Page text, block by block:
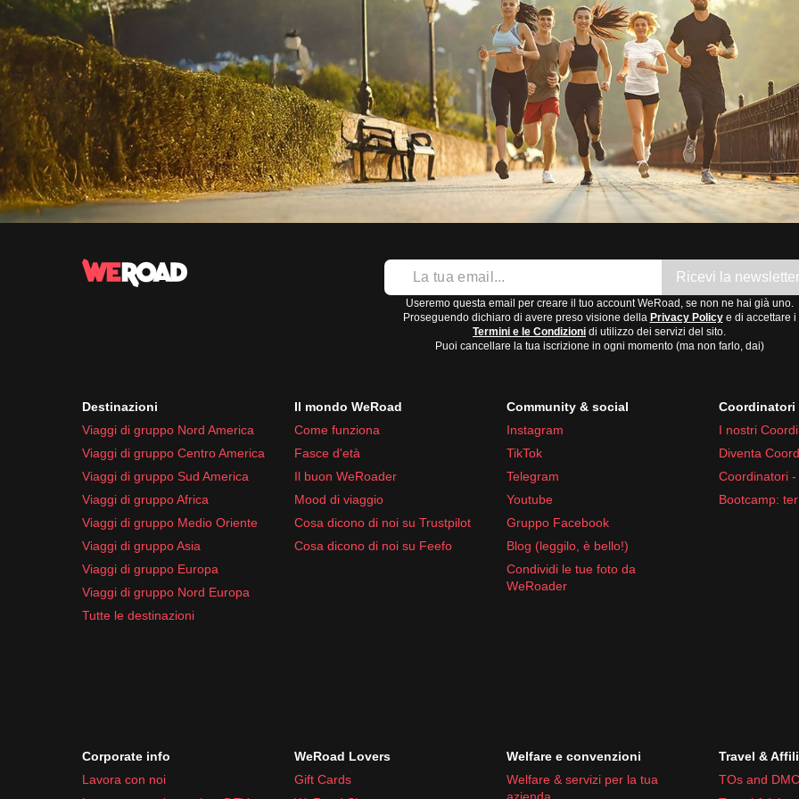
Ricevi la newsletter
Useremo questa email per creare il tuo account WeRoad, se non ne hai già uno.
Proseguendo dichiaro di avere preso visione della Privacy Policye di accettare i
Termini e le Condizioni di utilizzo dei servizi del sito.
Puoi cancellare la tua iscrizione in ogni momento (ma non farlo, dai)
Destinazioni
Viaggi di gruppo Nord America
Viaggi di gruppo Centro America
Viaggi di gruppo Sud America
Viaggi di gruppo Africa
Viaggi di gruppo Medio Oriente
Viaggi di gruppo Asia
Viaggi di gruppo Europa
Viaggi di gruppo Nord Europa
Tutte le destinazioni
Il mondo WeRoad
Come funziona
Fasce d'età
Il buon WeRoader
Mood di viaggio
Cosa dicono di noi su Trustpilot
Cosa dicono di noi su Feefo
Community & social
Instagram
TikTok
Telegram
Youtube
Gruppo Facebook
Blog (leggilo, è bello!)
Condividi le tue foto da
WeRoader
Coordinatori
I nostri
Diventa
Coordinatori
Bootcamp:
Corporate info
Lavora con noi
WeRoad Lovers
Gift Cards
Welfare e convenzioni
Welfare & servizi per la tua
Travel &
TOs and